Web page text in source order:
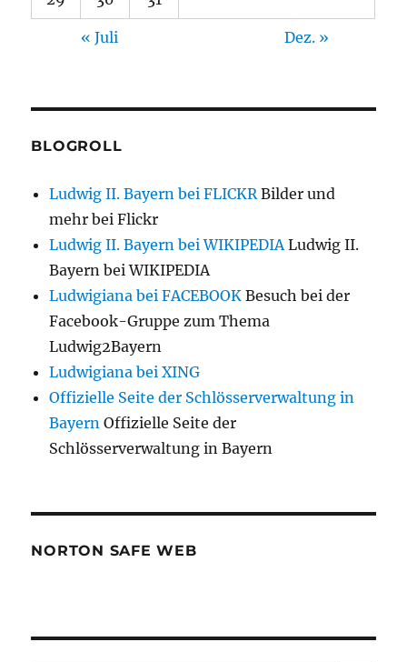
« Juli Dez. »
BLOGROLL
Ludwig II. Bayern bei FLICKRBilder und
mehr bei Flickr
Ludwig II. Bayern bei WIKIPEDIALudwig II.
Bayern bei WIKIPEDIA
Ludwigiana bei FACEBOOK Besuch bei der
Facebook-Gruppe zum Thema
Ludwig2Bayern
Ludwigiana bei XING
Offizielle Seite der Schlösserverwaltung in
Bayern Offizielle Seite der
Schlösserverwaltung in Bayern
NORTON SAFE WEB